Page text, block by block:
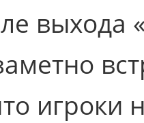
выхода